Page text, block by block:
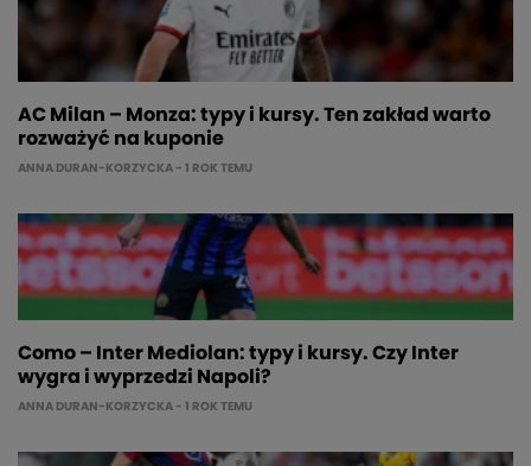
AC Milan – Monza: typy i kursy. Ten zakład warto
rozważyć na kuponie
ANNA DURAN-KORZYCKA - 1 ROK TEMU
Como – Inter Mediolan: typy i kursy. Czy Inter
wygra i wyprzedzi Napoli?
ANNA DURAN-KORZYCKA - 1 ROK TEMU